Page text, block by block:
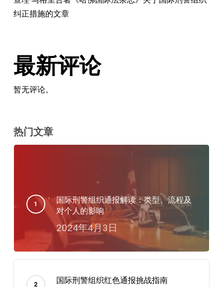
纠正措施的文章
最新评论
暂无评论。
热门文章
国际刑警组织通报解读：类型、流程及
对个人的影响
2024年4月3日
国际刑警组织红色通报挑战指南